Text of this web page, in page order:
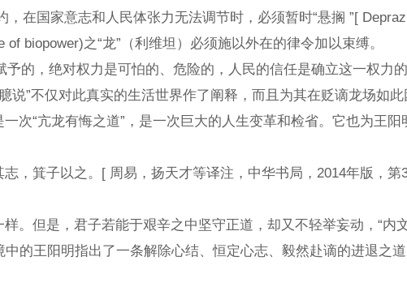
在国家意志和人民体张力无法调节时，必须暂时“悬搁 ”[
和韬光养晦，勿要称王称
的，绝对权力是可怕的、危险的，人民的信任是确立这一权力
”不仅对此真实的生活世界作了阐释，而且为其在贬谪龙场
“亢龙有悔之道”，是一次巨大的人生变革和检省。它也为
箕子以之。[ 周易，扬天才等译注，中华书局，2014年版，第
是，君子若能于艰辛之中坚守正道，却又不轻举妄动，“
的王阳明指出了一条解除心结、恒定心志、毅然赴谪的进